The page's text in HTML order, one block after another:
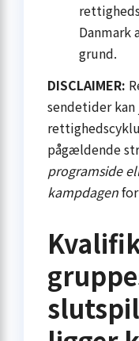
grund.
DISCLAIMER:
sendetider
pågældende
programside
kampdagen